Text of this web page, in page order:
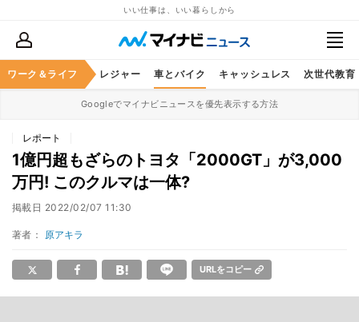
いい仕事は、いい暮らしから
ワーク＆ライフ
スケア グルメ レジャー 車とバイク キャッシュレス 次世代教育
Googleでマイナビニュースを優先表示する方法
レポート
1億円超もざらのトヨタ「2000GT」が3,000
万円! このクルマは一体?
掲載日 2022/02/07 11:30
著者： 原アキラ
URLをコピー